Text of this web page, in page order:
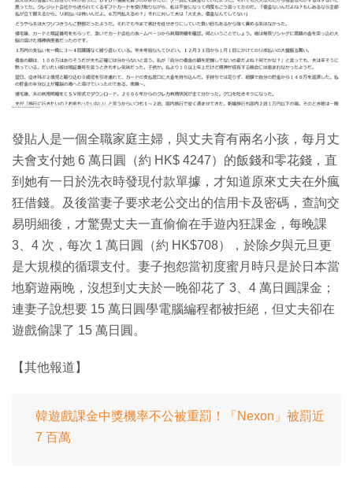
發貼人是一個全職家庭主婦，與丈夫育有兩名小孩，每月丈
夫會支付她 6 萬日圓（約 HK$ 4247）的飯錢和零花錢，直
到她有一日於洗衣時發現付款單據，才知道原來丈夫在外瘋
狂借錢。及後當妻子要求老公交出的信用卡及密碼，查詢交
易明細後，才驚覺丈夫一直偷偷在手遊內狂課金，每晚課
3、4 次，每次 1 萬日圓（約 HK$708），於除夕與元旦更
是大規模的循環支付。妻子抱怨當初度蜜月時只是於日本當
地窮遊兩晚，沒想到丈夫於一晚卻花了 3、4 萬日圓課金；
連妻子說想要 15 萬日圓學電腦編程都被拒絕，但丈夫卻在
遊戲偷課了 15 萬日圓。
【其他報道】
韓遊戲課金中獎機率不公被重罰！「Nexon」被罰近
7 百萬